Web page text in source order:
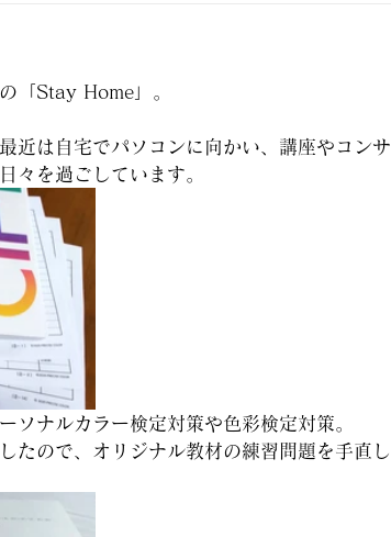
「Stay Home」。
近は自宅でパソコンに向かい、講座やコン
々を過ごしています。
ソナルカラー検定対策や色彩検定対策。
たので、オリジナル教材の練習問題を手直